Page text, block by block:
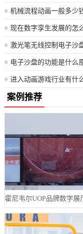
机械流程动画一般多少
现在数字孪生发展的怎
激光笔无线控制电子沙
进入动画游戏行业有什
案例推荐